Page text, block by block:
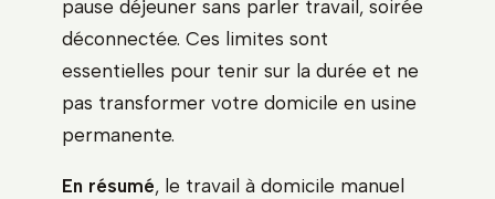
pause déjeuner sans parler travail, soirée
déconnectée. Ces limites sont
essentielles pour tenir sur la durée et ne
pas transformer votre domicile en usine
permanente.
En résumé, le travail à domicile manuel